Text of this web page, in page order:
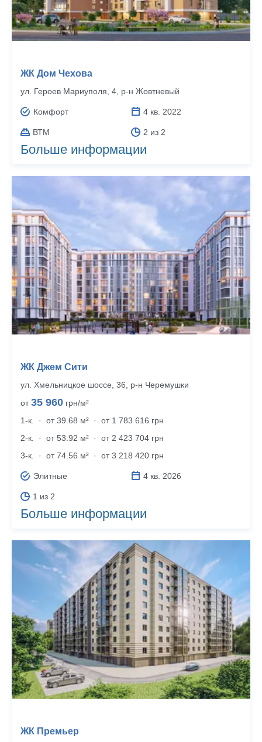
ЖК Дом Чехова
ул. Героев Мариуполя, 4, р‑н Жовтневый
Комфорт 4 кв. 2022
ВТМ 2 из 2
Больше информации
ЖК Джем Сити
ул. Хмельницкое шоссе, 36, р‑н Черемушки
от35 960 грн/м²
1-к.
· от 39.68 м² ·
от 1 783 616 грн
2-к.
· от 53.92 м² ·
от 2 423 704 грн
3-к.
· от 74.56 м² · от 3 218 420 грн
Элитные 4 кв. 2026
1 из 2
Больше информации
ЖК Премьер